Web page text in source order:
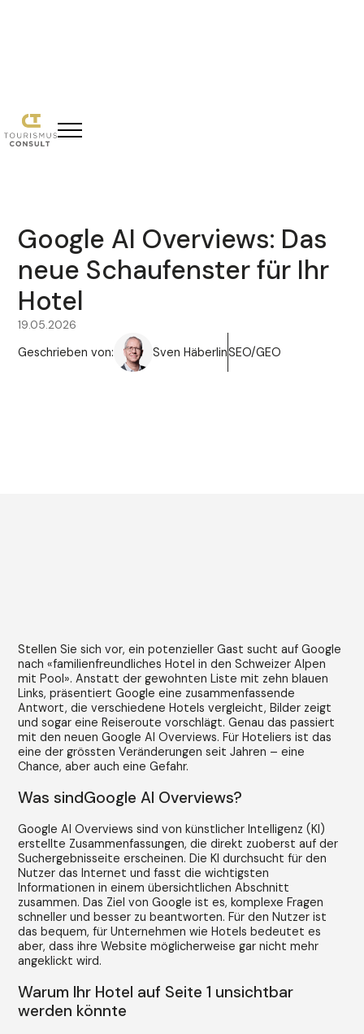
Google AI Overviews: Das
neue Schaufenster für Ihr
Hotel
19.05.2026
Geschrieben von:
Sven HäberlinSEO/GEO
Stellen Sie sich vor, ein potenzieller Gast sucht auf Google
nach «familienfreundliches Hotel in den Schweizer Alpen
mit Pool». Anstatt der gewohnten Liste mit zehn blauen
Links, präsentiert Google eine zusammenfassende
Antwort, die verschiedene Hotels vergleicht, Bilder zeigt
und sogar eine Reiseroute vorschlägt. Genau das passiert
mit den neuen Google AI Overviews. Für Hoteliers ist das
eine der grössten Veränderungen seit Jahren – eine
Chance, aber auch eine Gefahr.
Was sindGoogle AI Overviews?
Google AI Overviews sind von künstlicher Intelligenz (KI)
erstellte Zusammenfassungen, die direkt zuoberst auf der
Suchergebnisseite erscheinen. Die KI durchsucht für den
Nutzer das Internet und fasst die wichtigsten
Informationen in einem übersichtlichen Abschnitt
zusammen. Das Ziel von Google ist es, komplexe Fragen
schneller und besser zu beantworten. Für den Nutzer ist
das bequem, für Unternehmen wie Hotels bedeutet es
aber, dass ihre Website möglicherweise gar nicht mehr
angeklickt wird.
Warum Ihr Hotel auf Seite 1 unsichtbar
werden könnte